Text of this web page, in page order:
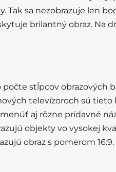
sa nezobrazuje len
brilantný obraz. Na
stĺpcov obrazových
televízoroch sú tieto
aj rôzne prídavné
objekty vo vysokej
obraz s pomerom